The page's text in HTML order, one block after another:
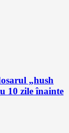
„hush
10 zile înainte